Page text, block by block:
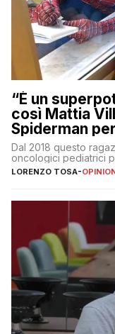
“È un
così Mattia
Spiderman
Dal 2018 questo
oncologici pediatrici
LORENZO TOSA-